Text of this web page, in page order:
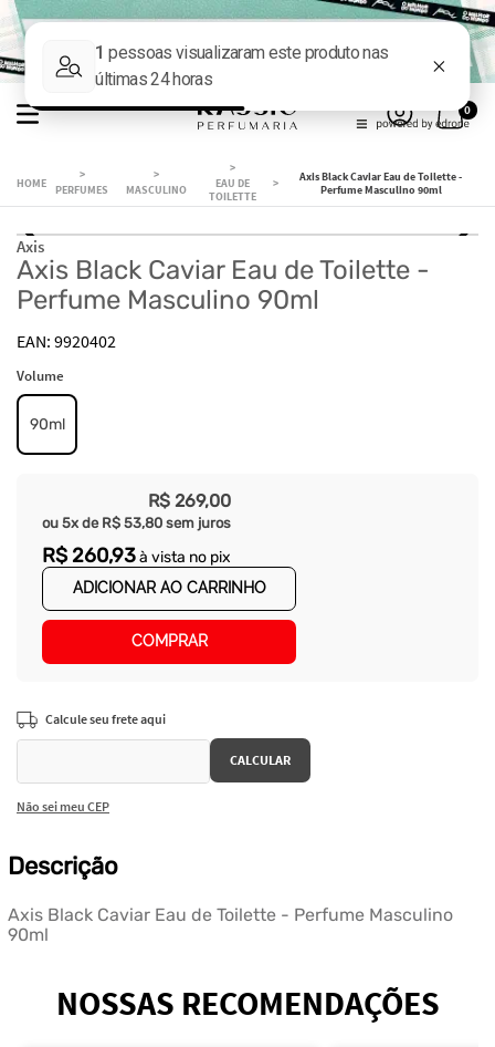
0
PERFUMES MASCULINO
EAU DE
TOILETTE
Axis Black Caviar Eau de Toilette -
Perfume Masculino 90ml
Axis
Axis Black Caviar Eau de Toilette -
Perfume Masculino 90ml
9920402
Volume
90ml
R$ 269,00
ou 5x de R$ 53,80 sem juros
R$ 260,93à vista no pix
ADICIONAR AO CARRINHO
COMPRAR
Não sei meu CEP
Descrição
Axis Black Caviar Eau de Toilette - Perfume Masculino
90ml
NOSSAS RECOMENDAÇÕES